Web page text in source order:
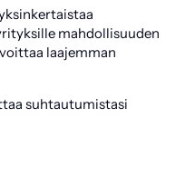
mahdollisuuden
laajemman
suhtautumistasi